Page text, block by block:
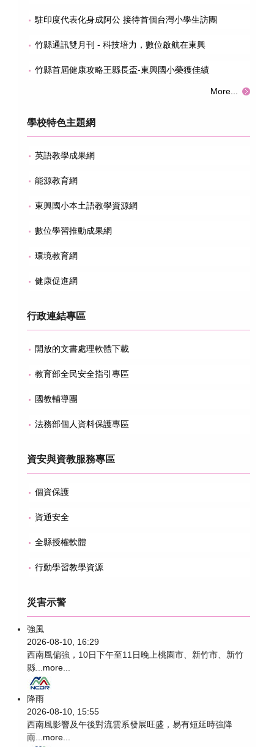
駐印度代表化身成阿公 接待首個台灣小學生訪團
竹縣通訊雙月刊 - 科技培力，數位啟航在東興
竹縣首屆健康攻略王縣長盃-東興國小榮獲佳績
More...
學校特色主題網
英語教學成果網
能源教育網
東興國小本土語教學資源網
數位學習推動成果網
環境教育網
健康促進網
行政連結專區
開放的文書處理軟體下載
教育部全民安全指引專區
國教輔導團
法務部個人資料保護專區
資安與資教服務專區
個資保護
資通安全
全縣授權軟體
行動學習教學資源
災害示警
強風
2026-08-10, 16:29
西南風偏強，10日下午至11日晚上桃園市、新竹市、新竹
縣... more...
降雨
2026-08-10, 15:55
西南風影響及午後對流雲系發展旺盛，易有短延時強降
雨... more...